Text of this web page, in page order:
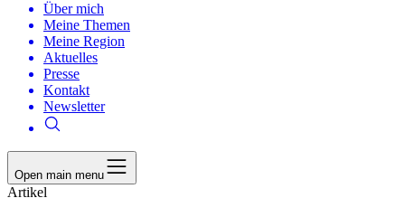
Über mich
Meine Themen
Meine Region
Aktuelles
Presse
Kontakt
Newsletter
Open main menu
Artikel